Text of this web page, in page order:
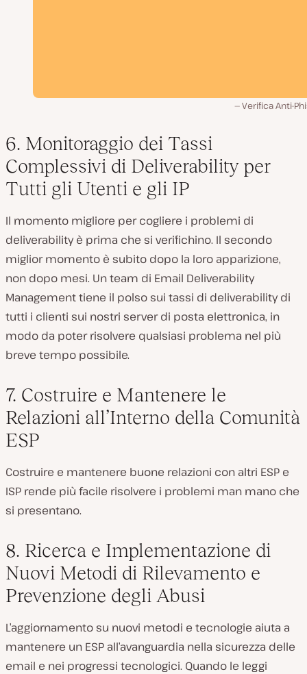
Verifica Anti-
6. Monitoraggio dei Tassi
Complessivi di Deliverability per
Tutti gli Utenti e gli IP
Il momento migliore per cogliere i problemi di
deliverability è prima che si verifichino. Il secondo
miglior momento è subito dopo la loro apparizione,
non dopo mesi. Un team di Email Deliverability
Management tiene il polso sui tassi di deliverability di
tutti i clienti sui nostri server di posta elettronica, in
modo da poter risolvere qualsiasi problema nel più
breve tempo possibile.
7. Costruire e Mantenere le
Relazioni all’Interno della Comunità
ESP
Costruire e mantenere buone relazioni con altri ESP e
ISP rende più facile risolvere i problemi man mano che
si presentano.
8. Ricerca e Implementazione di
Nuovi Metodi di Rilevamento e
Prevenzione degli Abusi
L’aggiornamento su nuovi metodi e tecnologie aiuta a
mantenere un ESP all’avanguardia nella sicurezza delle
email e nei progressi tecnologici. Quando le leggi